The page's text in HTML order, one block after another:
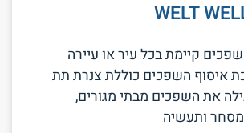
WELT
קיימת בכל עיר או עיירה
איסוף השפכים כוללת צנרת תת
את השפכים מבתי מגורים,
מסחר ותעשיה